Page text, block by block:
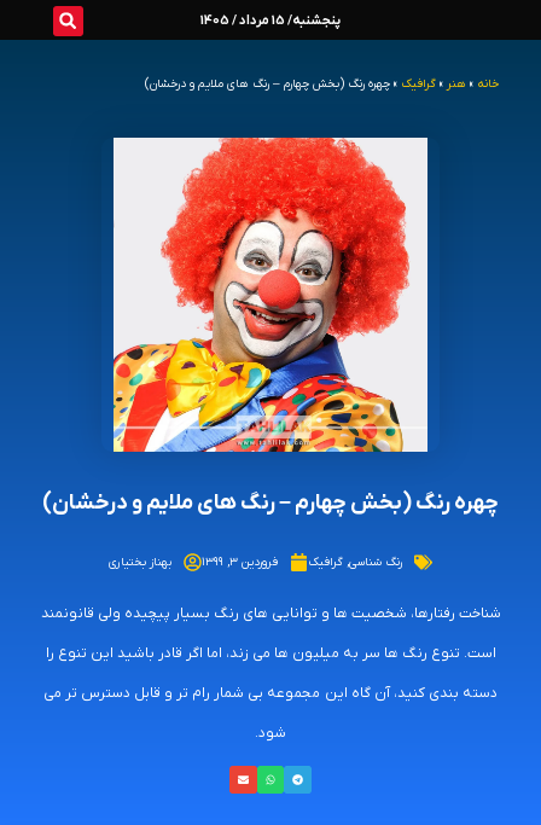
پنجشنبه/ 15 مرداد / 1405
خانه » هنر » گرافیک » چهره رنگ (بخش چهارم – رنگ های ملایم و درخشان)
چهره رنگ (بخش چهارم – رنگ های ملایم و درخشان)
رنگ شناسی, گرافیک فروردین ۳, ۱۳۹۹ بهناز بختیاری
شناخت رفتارها، شخصیت ها و توانایی های رنگ بسیار پیچیده ولی قانونمند
است. تنوع رنگ ها سر به میلیون ها می زند، اما اگر قادر باشید این تنوع را
دسته بندی کنید، آن گاه این مجموعه بی شمار رام تر و قابل دسترس تر می
شود.